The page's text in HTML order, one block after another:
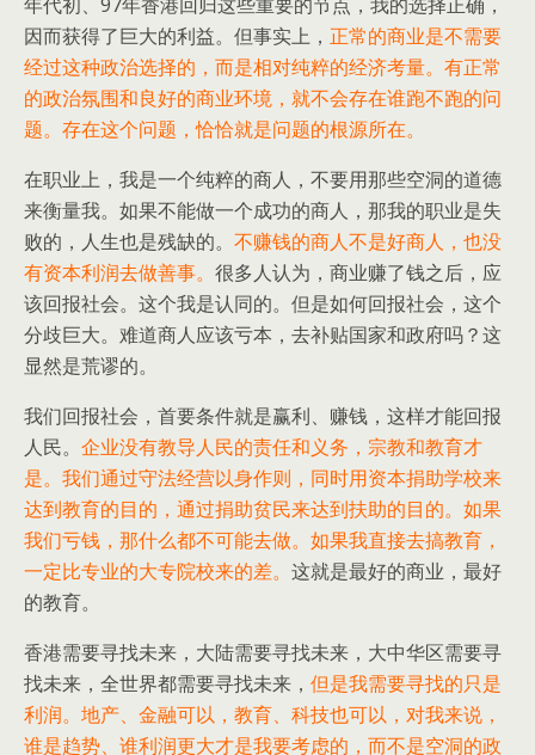
因而获得了巨大的利益。但事实上， 正常的商业是不需要
经过这种政治选择的，而是相对纯粹的经济考量。有正常
的政治氛围和良好的商业环境，就不会存在谁跑不跑的问
题。存在这个问题，恰恰就是问题的根源所在。
在职业上，我是一个纯粹的商人，不要用那些空洞的道德
来衡量我。如果不能做一个成功的商人，那我的职业是失
败的，人生也是残缺的。 不赚钱的商人不是好商人，也没
有资本利润去做善事。 很多人认为，商业赚了钱之后，应
该回报社会。这个我是认同的。但是如何回报社会，这个
分歧巨大。难道商人应该亏本，去补贴国家和政府吗？这
显然是荒谬的。
我们回报社会，首要条件就是赢利、赚钱，这样才能回报
人民。 企业没有教导人民的责任和义务，宗教和教育才
是。我们通过守法经营以身作则，同时用资本捐助学校来
达到教育的目的，通过捐助贫民来达到扶助的目的。如果
我们亏钱，那什么都不可能去做。如果我直接去搞教育，
一定比专业的大专院校来的差。 这就是最好的商业，最好
的教育。
香港需要寻找未来，大陆需要寻找未来，大中华区需要寻
找未来，全世界都需要寻找未来， 但是我需要寻找的只是
利润。地产、金融可以，教育、科技也可以，对我来说，
谁是趋势、谁利润更大才是我要考虑的，而不是空洞的政